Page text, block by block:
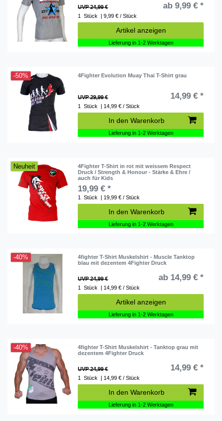
UVP 24,99 € ab 9,99 € *
1 Stück | 9,99 € / Stück
Artikel anzeigen
Lieferung in 1-2 Werktagen
-50% 4Fighter Evolution Muay Thai T-Shirt grau
UVP 29,99 € 14,99 € *
1 Stück | 14,99 € / Stück
In den Warenkorb
Lieferung in 1-2 Werktagen
Neuheit
4Fighter T-Shirt in rot mit weissem Respect
Druck / Strength & Honour - Stärke & Ehre /
auch für Kids
19,99 € *
1 Stück | 19,99 € / Stück
In den Warenkorb
Lieferung in 1-2 Werktagen
-40%
4fighter T-Shirt Muskelshirt - Muscle Tanktop
blau mit dezentem 4Fighter Druck
UVP 24,99 € ab 14,99 € *
1 Stück | 14,99 € / Stück
Artikel anzeigen
Lieferung in 1-2 Werktagen
-40%
4fighter T-Shirt Muskelshirt - Tanktop grau mit
dezentem 4Fighter Druck
UVP 24,99 € 14,99 € *
1 Stück | 14,99 € / Stück
In den Warenkorb
Lieferung in 1-2 Werktagen